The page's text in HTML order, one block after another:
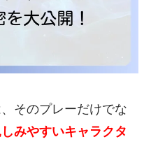
そのプレーだけでな
みやすいキャラクタ